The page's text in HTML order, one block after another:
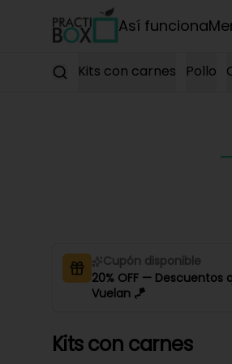
Así funciona
Kits con carnes Pollo
Cupón disponible
20% OFF — Descuentos
Vuelan 🪁
Kits con carnes